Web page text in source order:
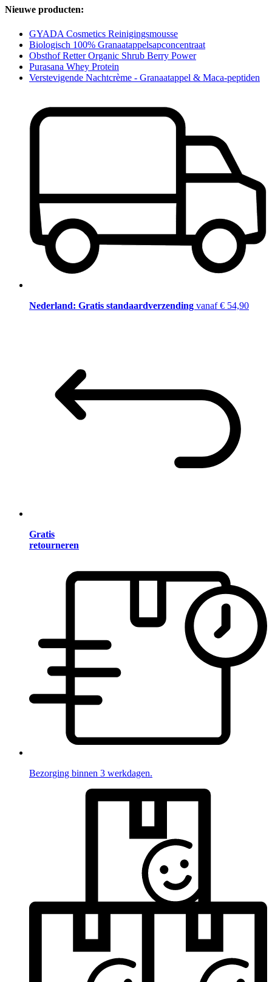
Nieuwe producten:
GYADA Cosmetics Reinigingsmousse
Biologisch 100% Granaatappelsapconcentraat
Obsthof Retter Organic Shrub Berry Power
Purasana Whey Protein
Verstevigende Nachtcrème - Granaatappel & Maca-peptiden
Nederland: Gratis standaardverzending vanaf € 54,90
Gratis
retourneren
Bezorging binnen 3 werkdagen.